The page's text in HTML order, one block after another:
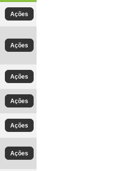
Ações
Ações
Ações
Ações
Ações
Ações